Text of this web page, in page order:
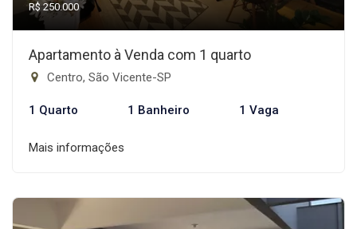
R$ 250.000
Apartamento à Venda com 1 quarto
Centro, São Vicente-SP
1 Quarto 1 Banheiro 1 Vaga
Mais informações